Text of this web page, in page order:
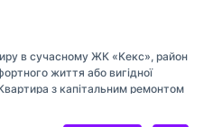
в сучасному ЖК «Кекс», район
життя або вигідної
з капітальним ремонтом
двері, санвузол повністю